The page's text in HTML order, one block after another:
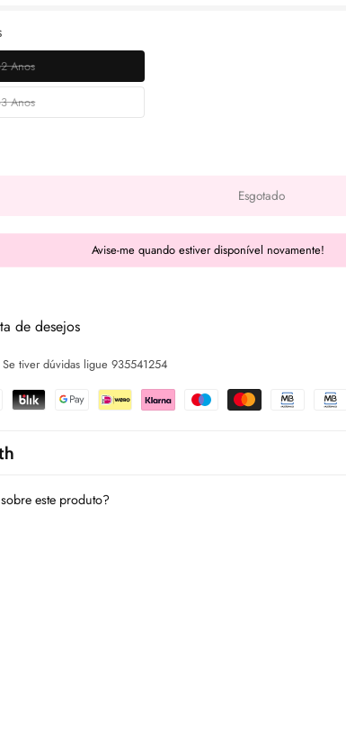
Anos
1-
2
Anos
Anos
Esgotado
Avise-me quando estiver disponível novamente!
de desejos
tiver dúvidas ligue 935541254
este produto?